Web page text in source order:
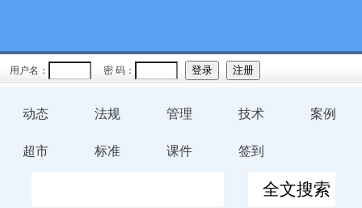
用户名： 密 码：
动态 法规 管理 技术 案例
超市 标准 课件 签到